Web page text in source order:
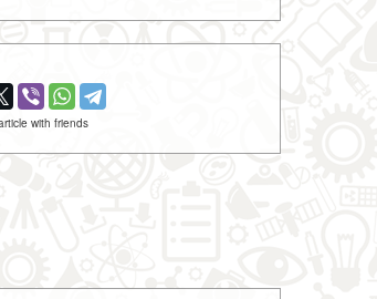
with friends